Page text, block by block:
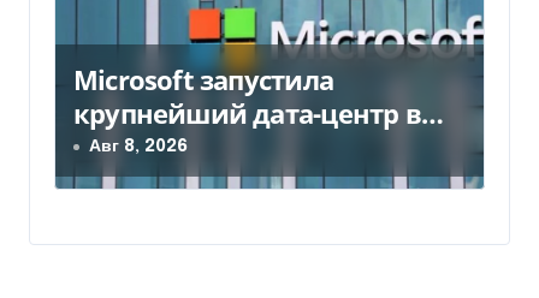
Microsoft запустила
крупнейший дата-центр в
Индии за $20,5 миллиарда
Авг 8, 2026